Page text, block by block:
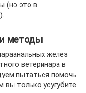
(но это в
методы
желез
ветеринара в
пытаться помочь
вы только усугубите